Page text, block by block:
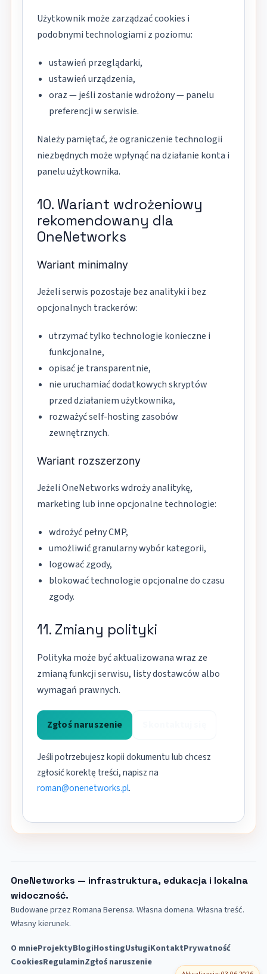
Użytkownik może zarządzać cookies i
podobnymi technologiami z poziomu:
ustawień przeglądarki,
ustawień urządzenia,
oraz — jeśli zostanie wdrożony — panelu
preferencji w serwisie.
Należy pamiętać, że ograniczenie technologii
niezbędnych może wpłynąć na działanie konta i
panelu użytkownika.
10. Wariant wdrożeniowy
rekomendowany dla
OneNetworks
Wariant minimalny
Jeżeli serwis pozostaje bez analityki i bez
opcjonalnych trackerów:
utrzymać tylko technologie konieczne i
funkcjonalne,
opisać je transparentnie,
nie uruchamiać dodatkowych skryptów
przed działaniem użytkownika,
rozważyć self-hosting zasobów
zewnętrznych.
Wariant rozszerzony
Jeżeli OneNetworks wdroży analitykę,
marketing lub inne opcjonalne technologie:
wdrożyć pełny CMP,
umożliwić granularny wybór kategorii,
logować zgody,
blokować technologie opcjonalne do czasu
zgody.
11. Zmiany polityki
Polityka może być aktualizowana wraz ze
zmianą funkcji serwisu, listy dostawców albo
wymagań prawnych.
Zgłoś naruszenie
Jeśli potrzebujesz kopii dokumentu lub chcesz
zgłosić korektę treści, napisz na
roman@onenetworks.pl.
OneNetworks — infrastruktura, edukacja i lokalna
widoczność.
Budowane przez Romana Berensa. Własna domena. Własna treść.
Własny kierunek.
O mnieProjektyBlogiHostingUsługiKontaktPrywatność
CookiesRegulaminZgłoś naruszenie